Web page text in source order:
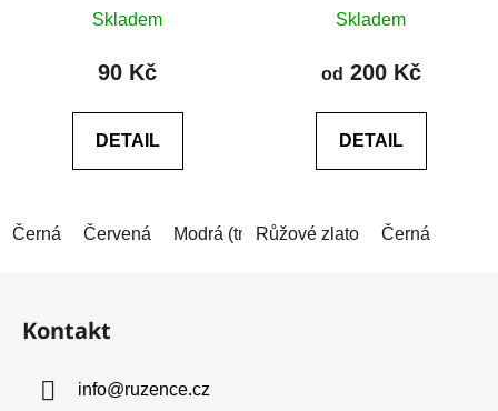
hodnocení
produktu
z
Skladem
90 Kč
DETAIL
Černá Červená Modrá (tmavá) Modrá (světlá)
hodnocení
produktu
z
Skladem
od 200 Kč
DETAIL
Růžové zlato Černá
Kontakt
info@ruzence.cz